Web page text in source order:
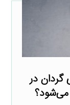
در
می‌شود؟